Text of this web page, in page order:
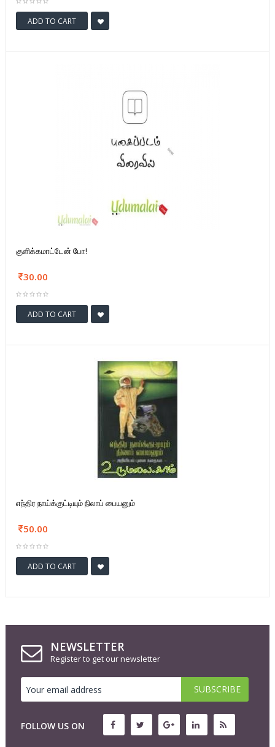
ADD TO CART
குளிக்கமாட்டேன் போ!
30.00
ADD TO CART
எந்திர நாய்க்குட்டியும் நிலாப் பையனும்
50.00
ADD TO CART
NEWSLETTER
Register to get our newsletter
FOLLOW US ON